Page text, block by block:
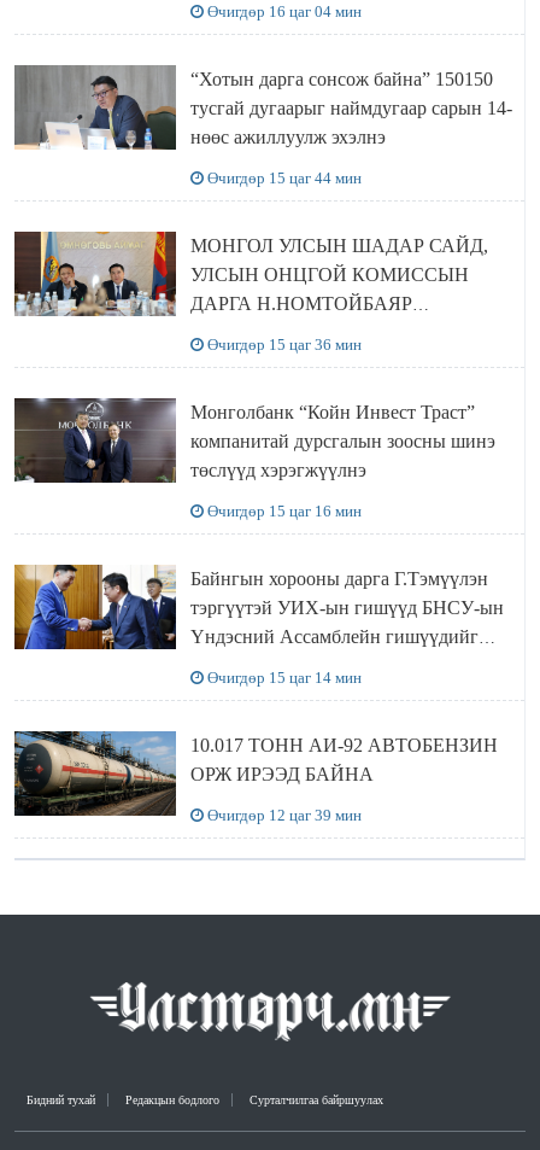
Өчигдөр 16 цаг 04 мин
“Хотын дарга сонсож байна” 150150
тусгай дугаарыг наймдугаар сарын 14-
нөөс ажиллуулж эхэлнэ
Өчигдөр 15 цаг 44 мин
МОНГОЛ УЛСЫН ШАДАР САЙД,
УЛСЫН ОНЦГОЙ КОМИССЫН
ДАРГА Н.НОМТОЙБАЯР
Өчигдөр 15 цаг 36 мин
Монголбанк “Койн Инвест Траст”
компанитай дурсгалын зоосны шинэ
төслүүд хэрэгжүүлнэ
Өчигдөр 15 цаг 16 мин
Байнгын хорооны дарга Г.Тэмүүлэн
тэргүүтэй УИХ-ын гишүүд БНСУ-ын
Үндэсний Ассамблейн гишүүдийг
Өчигдөр 15 цаг 14 мин
10.017 ТОНН АИ-92 АВТОБЕНЗИН
ОРЖ ИРЭЭД БАЙНА
Өчигдөр 12 цаг 39 мин
Бидний тухай Редакцын бодлого Сурталчилгаа байршуулах